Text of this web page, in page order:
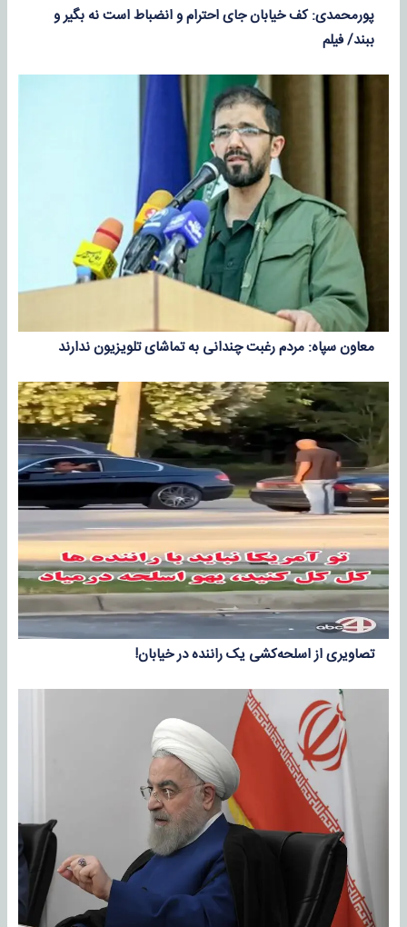
پورمحمدی: کف خیابان جای احترام و انضباط است نه بگیر و
ببند/ فیلم
معاون سپاه: مردم رغبت چندانی به تماشای تلویزیون ندارند
تصاویری از اسلحه‌کشی یک راننده در خیابان!